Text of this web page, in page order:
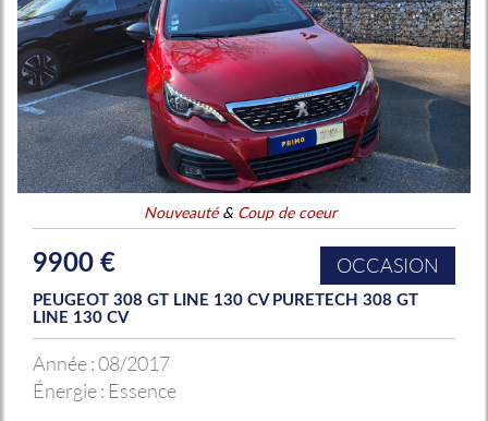
Nouveauté& Coup de coeur
9900 € OCCASION
PEUGEOT 308 GT LINE 130 CV PURETECH 308 GT
LINE 130 CV
Année :08/2017
Énergie : Essence